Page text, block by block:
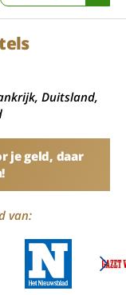
Duitsland,
je geld, daar
van: